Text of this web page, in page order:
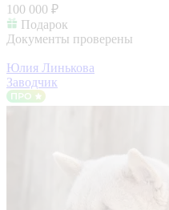
100 000 ₽
Подарок
Документы проверены
Юлия Линькова
Заводчик